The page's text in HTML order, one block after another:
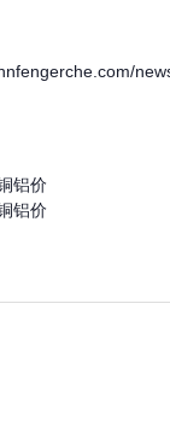
铝价
铝价